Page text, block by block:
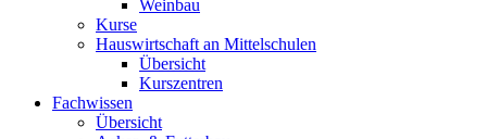
Weinbau
Kurse
Hauswirtschaft an Mittelschulen
Übersicht
Kurszentren
Fachwissen
Übersicht